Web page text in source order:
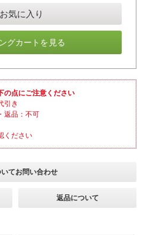
お気に入り
グカートを見る
の点にご注意ください
引き
返品：不可
ください
てお問い合わせ
返品について